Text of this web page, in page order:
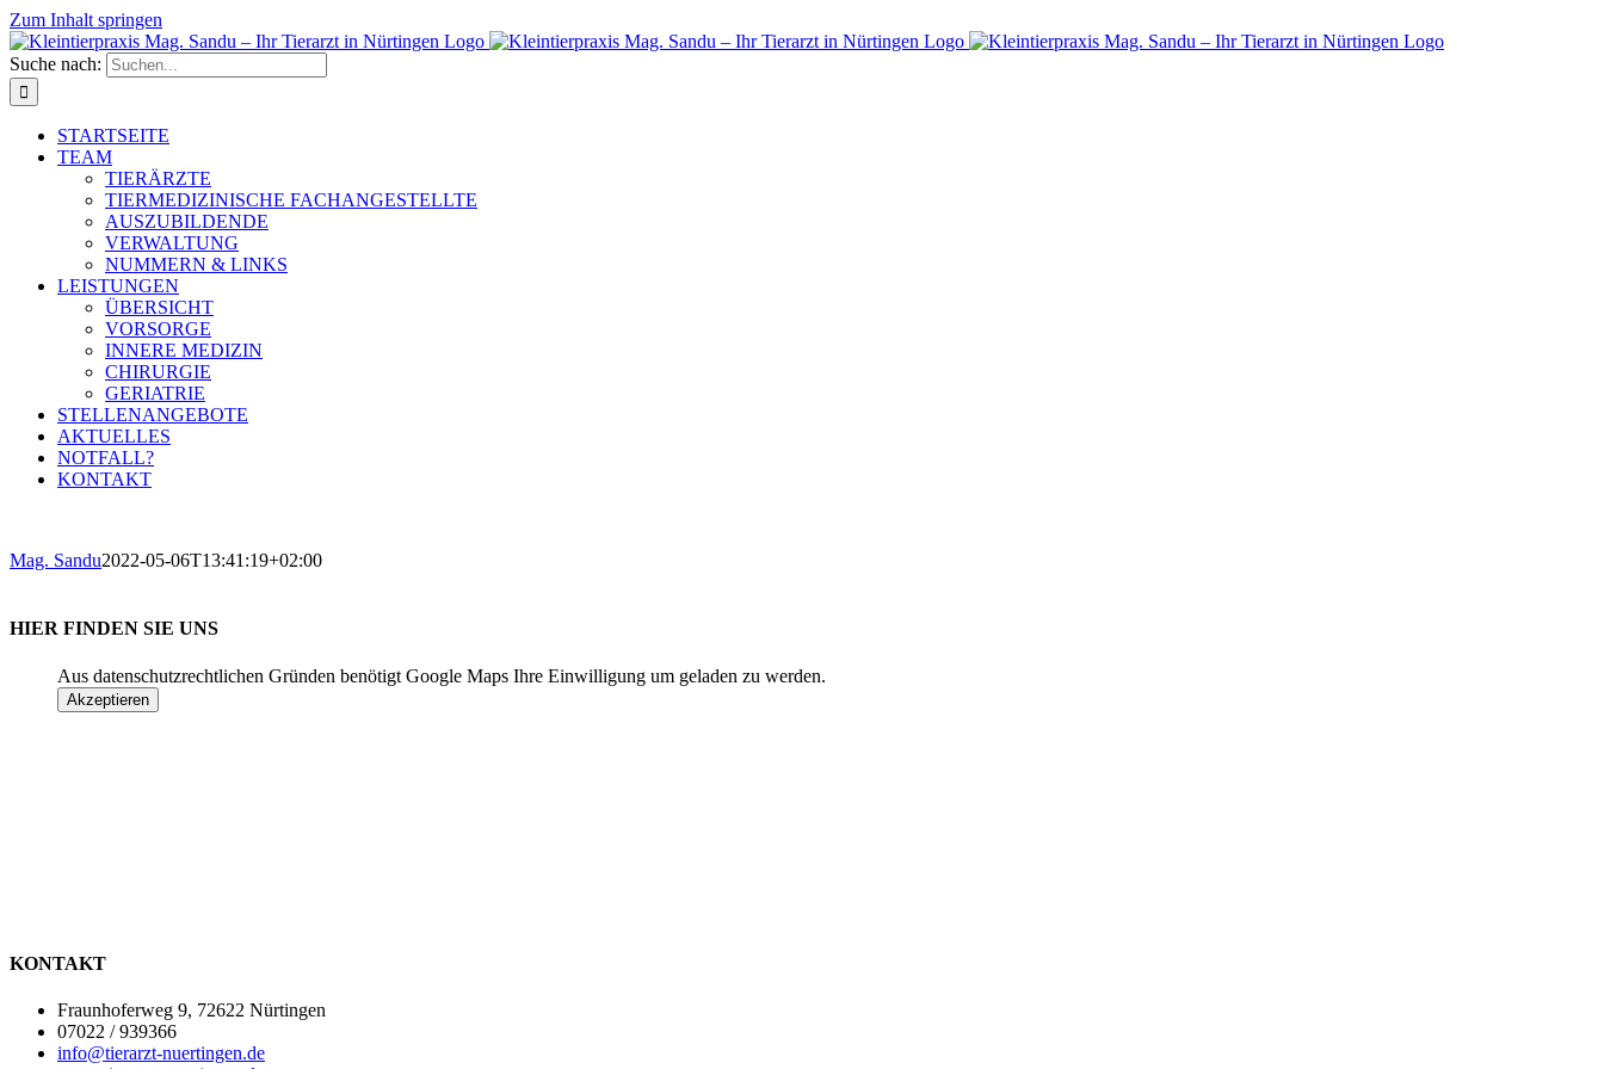
Zum Inhalt springen
Suche nach:
STARTSEITE
TEAM
TIERÄRZTE
TIERMEDIZINISCHE FACHANGESTELLTE
AUSZUBILDENDE
VERWALTUNG
NUMMERN & LINKS
LEISTUNGEN
ÜBERSICHT
VORSORGE
INNERE MEDIZIN
CHIRURGIE
GERIATRIE
STELLENANGEBOTE
AKTUELLES
NOTFALL?
KONTAKT
Mag. Sandu2022-05-06T13:41:19+02:00
HIER FINDEN SIE UNS
Aus datenschutzrechtlichen Gründen benötigt Google Maps Ihre Einwilligung um geladen zu werden.
Akzeptieren
KONTAKT
Fraunhoferweg 9, 72622 Nürtingen
07022 / 939366
info@tierarzt-nuertingen.de